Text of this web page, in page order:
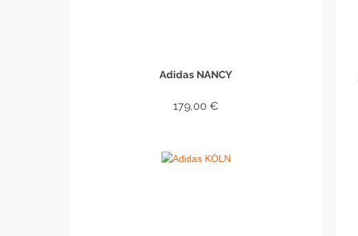
Adidas NANCY
179,00€